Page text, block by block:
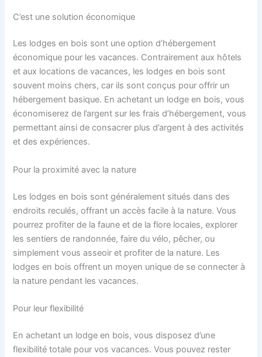
C’est une solution économique
Les lodges en bois sont une option d’hébergement
économique pour les vacances. Contrairement aux hôtels
et aux locations de vacances, les lodges en bois sont
souvent moins chers, car ils sont conçus pour offrir un
hébergement basique. En achetant un lodge en bois, vous
économiserez de l’argent sur les frais d’hébergement, vous
permettant ainsi de consacrer plus d’argent à des activités
et des expériences.
Pour la proximité avec la nature
Les lodges en bois sont généralement situés dans des
endroits reculés, offrant un accès facile à la nature. Vous
pourrez profiter de la faune et de la flore locales, explorer
les sentiers de randonnée, faire du vélo, pêcher, ou
simplement vous asseoir et profiter de la nature. Les
lodges en bois offrent un moyen unique de se connecter à
la nature pendant les vacances.
Pour leur flexibilité
En achetant un lodge en bois, vous disposez d’une
flexibilité totale pour vos vacances. Vous pouvez rester